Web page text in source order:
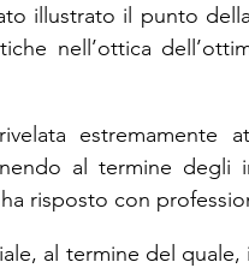
illustrato il punto
nell’ottica
estremamente
al termine degli
risposto con
al termine del